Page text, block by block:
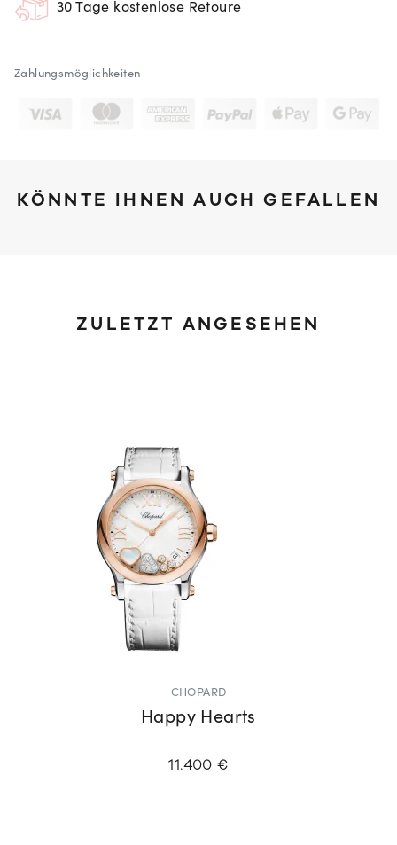
30 Tage kostenlose Retoure
Zahlungsmöglichkeiten
KÖNNTE IHNEN AUCH GEFALLEN
ZULETZT ANGESEHEN
CHOPARD
Happy Hearts
11.400 €